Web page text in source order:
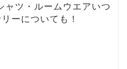
ャツ・ルームウエアいつ
ーについても！